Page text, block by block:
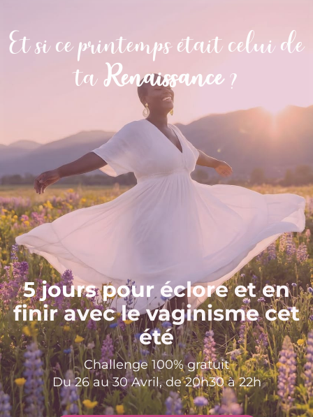
Et si ce printemps était celui de
taRenaissance?
5 jours pouréclore et en
finir avec le vaginisme cet
été
Challenge 100% gratuit
Du 26 au 30 Avril, de 20h30 à 22h